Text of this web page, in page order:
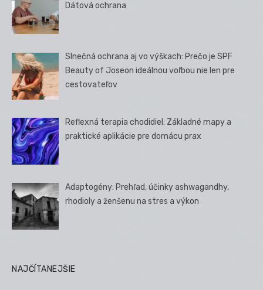
Dátová ochrana
Slnečná ochrana aj vo výškach: Prečo je SPF
Beauty of Joseon ideálnou voľbou nie len pre
cestovateľov
Reflexná terapia chodidiel: Základné mapy a
praktické aplikácie pre domácu prax
Adaptogény: Prehľad, účinky ashwagandhy,
rhodioly a ženšenu na stres a výkon
NAJČÍTANEJŠIE